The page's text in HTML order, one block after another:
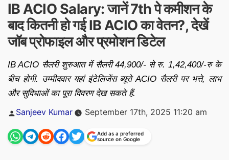
IB ACIO Salary: जानें 7th पे कमीशन के
बाद कितनी हो गई IB ACIO का वेतन?, देखें
जॉब प्रोफाइल और प्रमोशन डिटेल
IB ACIO सैलरी शुरुआत में सैलरी 44,900/- से रु. 1,42,400/-रु के
बीच होगी. उम्मीदवार यहां इंटेलिजेंस ब्यूरो ACIO सैलरी पर भत्ते, लाभ
और सुविधाओं का पूरा विवरण देख सकते हैं.
Posted
Sanjeev Kumar September 17th, 2025 11:20 am
Add as a preferred
source on Google